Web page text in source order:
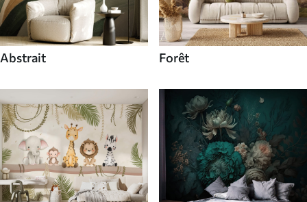
Abstrait Forêt